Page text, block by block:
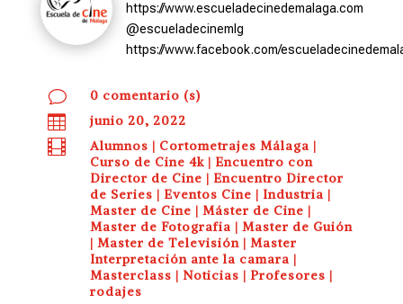
https://www.escueladecinedemalaga.com
@escueladecinemlg
https://www.facebook.com/
v 0 comentario (s)
 junio 20, 2022
 Alumnos | Cortometrajes Málaga |
Curso de Cine 4k| Encuentro con
Director de Cine | Encuentro Director
de Series | Eventos Cine | Industria |
Master de Cine | Máster de Cine |
Master de Fotografia | Master de Guión
| Master de Televisión| Master
Interpretación ante la camara |
Masterclass | Noticias | Profesores |
rodajes